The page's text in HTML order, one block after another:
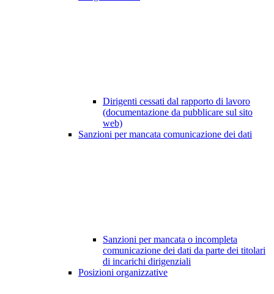
Dirigenti cessati dal rapporto di lavoro
(documentazione da pubblicare sul sito
web)
Sanzioni per mancata comunicazione dei dati
Sanzioni per mancata o incompleta
comunicazione dei dati da parte dei titolari
di incarichi dirigenziali
Posizioni organizzative